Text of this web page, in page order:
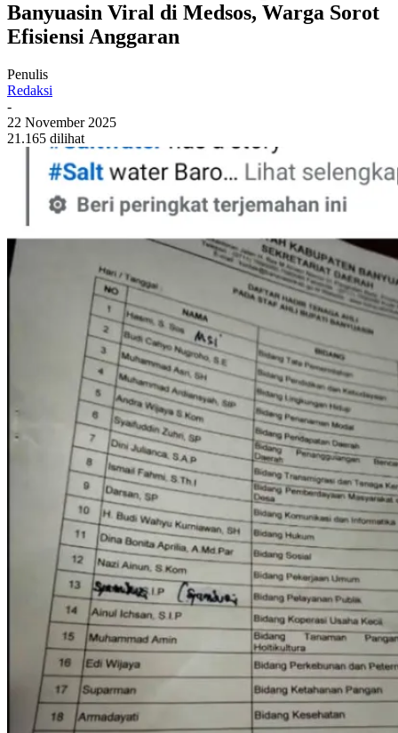
Banyuasin Viral di Medsos, Warga Sorot
Efisiensi Anggaran
Penulis
Redaksi
-
22 November 2025
21.165 dilihat